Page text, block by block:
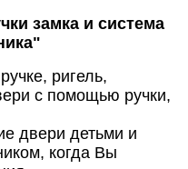
замка и система
ригель,
с помощью ручки,
двери детьми и
когда Вы